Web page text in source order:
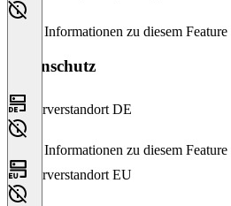
Keine Informationen zu diesem Feature
Datenschutz
Serverstandort DE
Keine Informationen zu diesem Feature
Serverstandort EU